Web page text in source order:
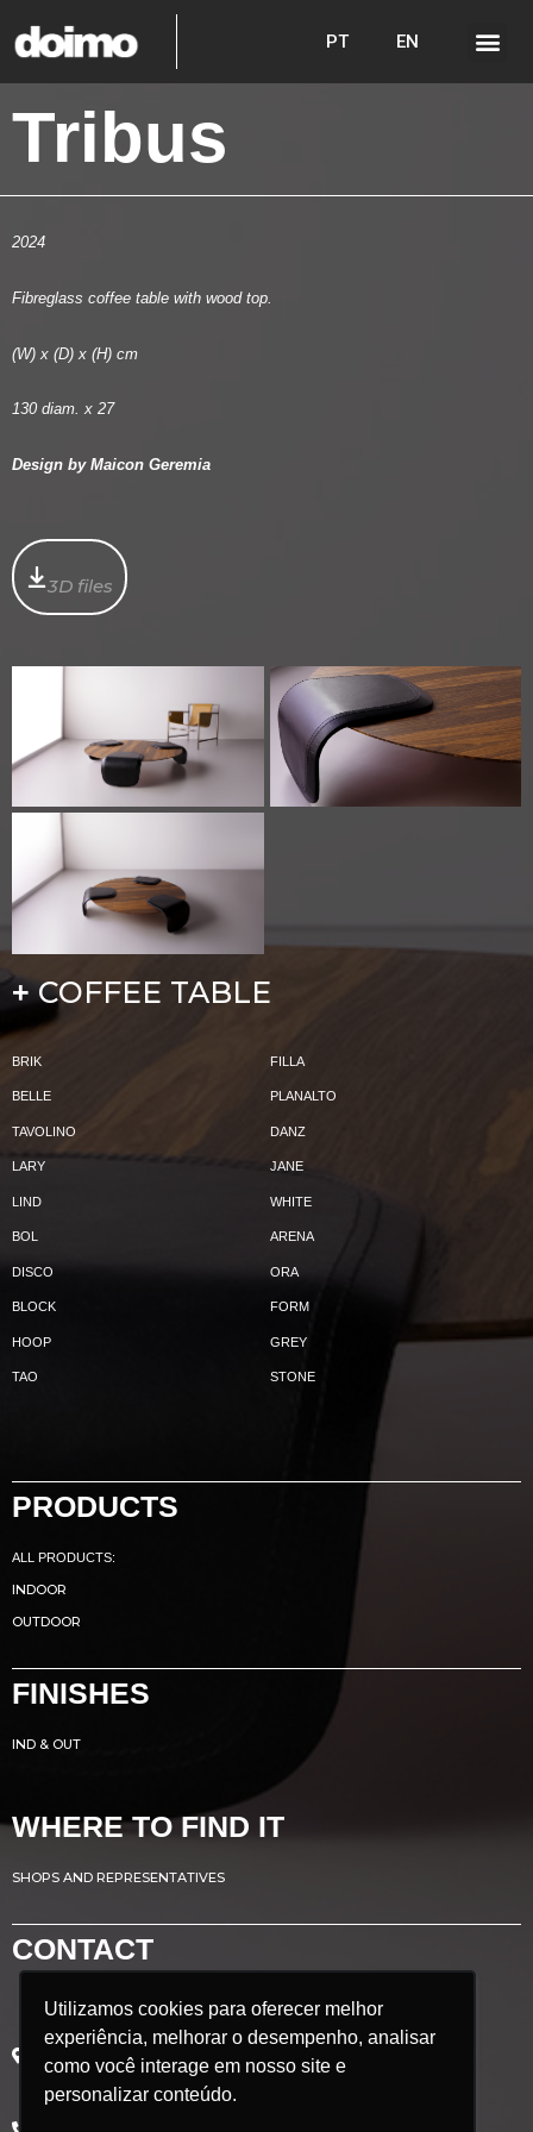
Utilizamos cookies para oferecer melhor
experiência, melhorar o desempenho, analisar
como você interage em nosso site e
personalizar conteúdo.
Utilizamos cookies para oferecer melhor
experiência, melhorar o desempenho, analisar
como você interage em nosso site e
personalizar conteúdo.
PT EN
Tribus
2024
Fibreglass coffee table with wood top.
(W) x (D) x (H) cm
130 diam. x 27
Design by Maicon Geremia
3D files
+COFFEE TABLE
BRIK FILLA
BELLE PLANALTO
TAVOLINO DANZ
LARY JANE
LIND WHITE
BOL ARENA
DISCO ORA
BLOCK FORM
HOOP GREY
TAO STONE
PRODUCTS
ALL PRODUCTS:
INDOOR
OUTDOOR
FINISHES
IND & OUT
WHERE TO FIND IT
SHOPS AND REPRESENTATIVES
CONTACT
Avenida Renato Azeredo, 435
Ribeirão das Neves - MG
Brazil
POSTCODE: 33.880.302